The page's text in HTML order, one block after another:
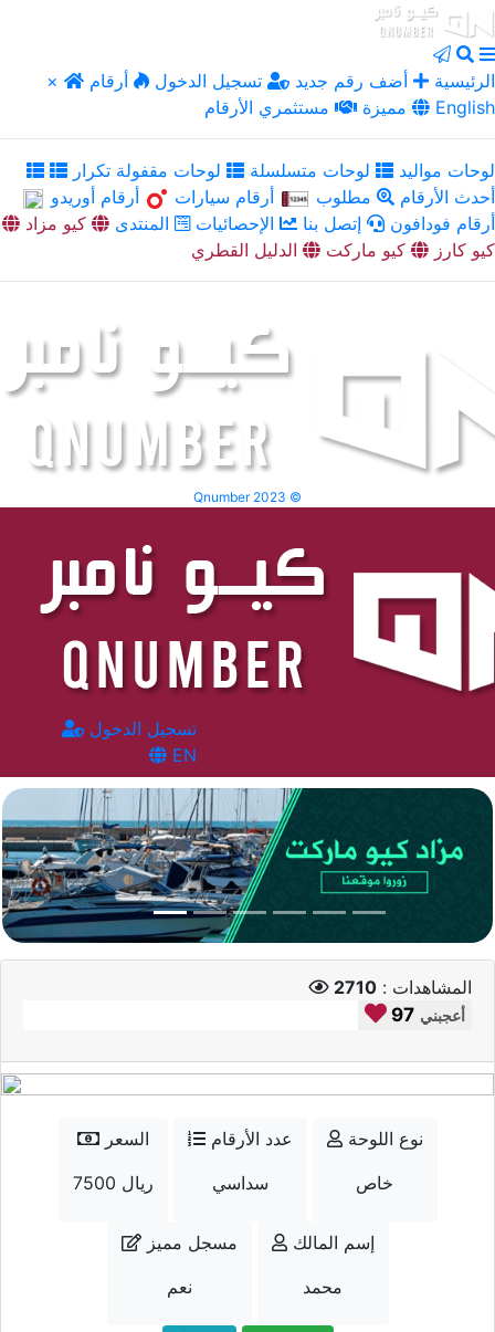
× الرئيسية أضف رقم جديد تسجيل الدخول
أرقام
مميزة
مستثمري الأرقام English
لوحات مواليد لوحات متسلسلة
لوحات مقفولة تكرار
أحدث الأرقام
مطلوب أرقام سيارات
أرقام أوريدو
أرقام فودافون
إتصل بنا الإحصائيات المنتدى
كيو مزاد
كيو كارز
كيو ماركت الدليل القطري
Qnumber 2023 ©
تسجيل الدخول
EN
المشاهدات : 2710
97 أعجبني
السعر
7500 ريال
عدد الأرقام
سداسي
نوع اللوحة
خاص
مسجل مميز
نعم
إسم المالك
محمد